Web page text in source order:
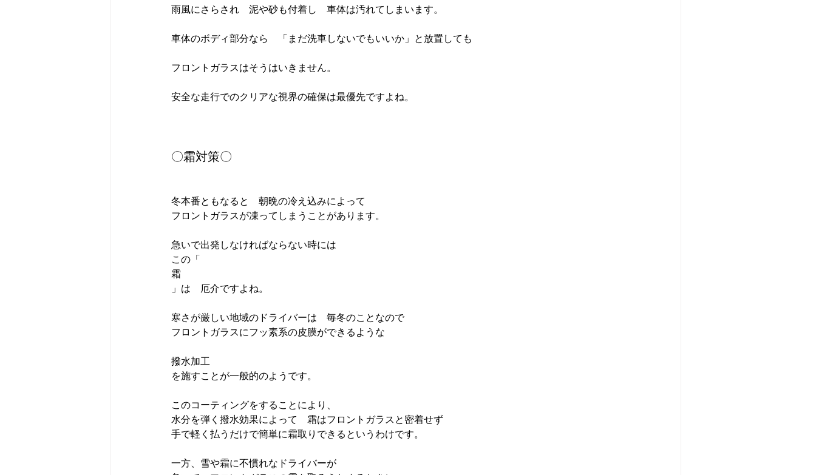
雨風にさらされ　泥や砂も付着し　車体は汚れてしまいます。
車体のボディ部分なら　「まだ洗車しないでもいいか」と放置しても
フロントガラスはそうはいきません。
安全な走行でのクリアな視界の確保は最優先ですよね。
〇霜対策〇
冬本番ともなると　朝晩の冷え込みによって
フロントガラスが凍ってしまうことがあります。
急いで出発しなければならない時には
この「
霜
」は　厄介ですよね。
寒さが厳しい地域のドライバーは　毎冬のことなので
撥水加工
を施すことが一般的のようです。
このコーティングをすることにより、
水分を弾く撥水効果によって　霜はフロントガラスと密着せず
手で軽く払うだけで簡単に霜取りできるというわけです。
一方、雪や霜に不慣れなドライバーが